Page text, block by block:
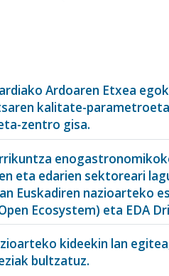
Ardoaren Etxea
kalitate-
zentro gisa.
eta edarien sektoreari
Euskadiren nazioarteko
Ecosystem) eta EDA
kideekin lan
bultzatuz.